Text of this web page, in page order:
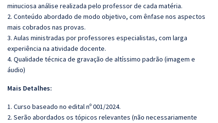
minuciosa análise realizada pelo professor de cada matéria.
2. Conteúdo abordado de modo objetivo, com ênfase nos aspectos
mais cobrados nas provas.
3. Aulas ministradas por professores especialistas, com larga
experiência na atividade docente.
4. Qualidade técnica de gravação de altíssimo padrão (imagem e
áudio)
Mais Detalhes:
1. Curso baseado no edital nº 001/2024.
2. Serão abordados os tópicos relevantes (não necessariamente